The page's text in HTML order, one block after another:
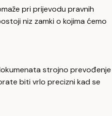
pri prijevodu pravnih
niz zamki o kojima ćemo
strojno prevođenje
biti vrlo precizni kad se